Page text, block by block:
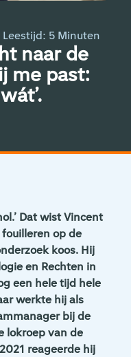
naar de
me past:
Leestijd: 5Minuten
Dat wist Vincent
op de
koos. Hij
en Rechten in
een hele tijd hele
werkte hij als
bij de
lokroep van de
reageerde hij